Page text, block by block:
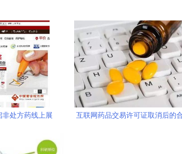
非处方药线上展
互联网药品交易许可证取消后的